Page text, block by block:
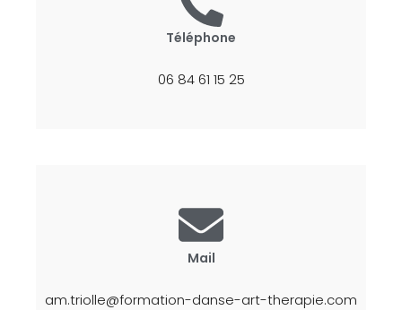
Téléphone
06 84 61 15 25
Mail
am.triolle@formation-danse-art-therapie.com